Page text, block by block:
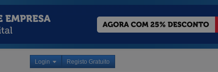
Login Registo Gratuito